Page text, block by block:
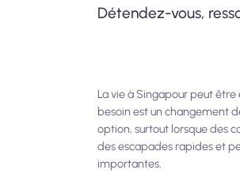
Détendez-vous,
La vie à Singapour peut
besoin est un changement
option, surtout lorsque des
des escapades rapides et
importantes.